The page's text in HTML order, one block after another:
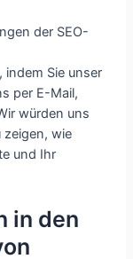
der SEO-
Sie unser
per E-Mail,
würden uns
wie
und Ihr
in den